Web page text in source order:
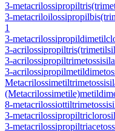
3-
3-
1
3-
3-
3-
3-
8-
3-
3-